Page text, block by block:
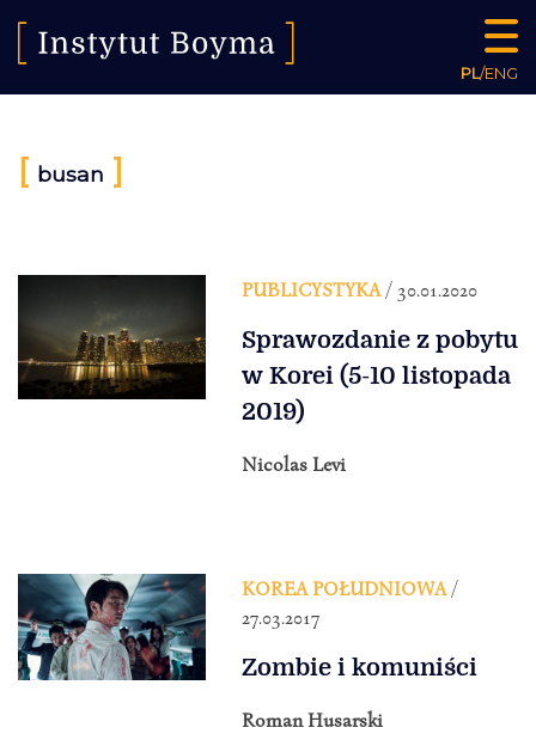
PL/ENG
[ busan ]
PUBLICYSTYKA/ 30.01.2020
Sprawozdanie z pobytu
w Korei (5-10 listopada
2019)
Nicolas Levi
KOREA POŁUDNIOWA/
27.03.2017
Zombie i komuniści
Roman Husarski